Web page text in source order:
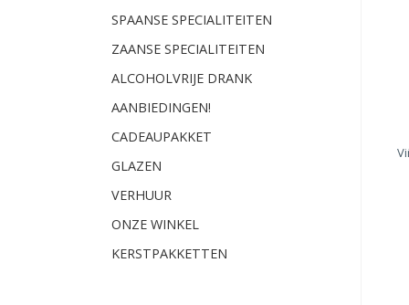
SPAANSE SPECIALITEITEN
ZAANSE SPECIALITEITEN
ALCOHOLVRIJE DRANK
AANBIEDINGEN!
CADEAUPAKKET
GLAZEN
VERHUUR
ONZE WINKEL
KERSTPAKKETTEN